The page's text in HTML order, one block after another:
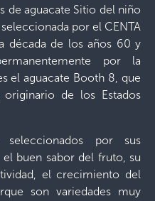
de aguacate Sitio del niño
por el CENTA
década de los años 60 y
por la
el aguacate Booth 8, que
de los Estados
seleccionados por sus
buen sabor del fruto, su
el crecimiento del
son variedades muy